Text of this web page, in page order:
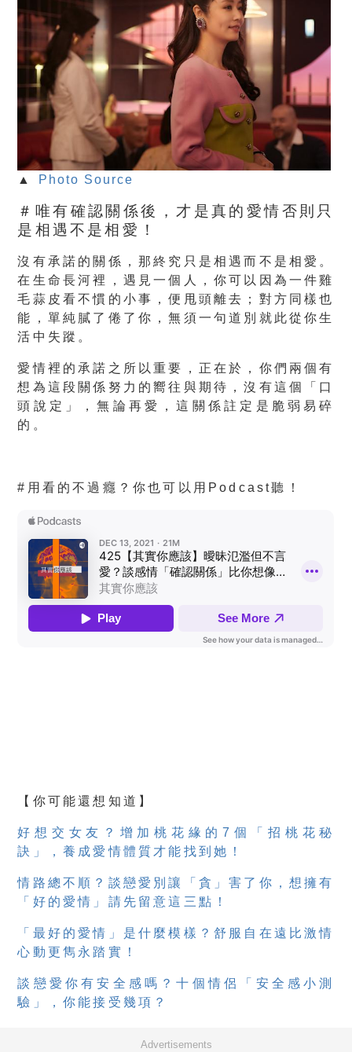
▲ Photo Source
＃唯有確認關係後，才是真的愛情否則只
是相遇不是相愛！
沒有承諾的關係，那終究只是相遇而不是相愛。
在生命長河裡，遇見一個人，你可以因為一件雞
毛蒜皮看不慣的小事，便甩頭離去；對方同樣也
能，單純膩了倦了你，無須一句道別就此從你生
活中失蹤。
愛情裡的承諾之所以重要，正在於，你們兩個有
想為這段關係努力的嚮往與期待，沒有這個「口
頭說定」，無論再愛，這關係註定是脆弱易碎
的。
#用看的不過癮？你也可以用Podcast聽！
【你可能還想知道】
好想交女友？增加桃花緣的7個「招桃花秘
訣」，養成愛情體質才能找到她！
情路總不順？談戀愛別讓「貪」害了你，想擁有
「好的愛情」請先留意這三點！
「最好的愛情」是什麼模樣？舒服自在遠比激情
心動更雋永踏實！
談戀愛你有安全感嗎？十個情侶「安全感小測
驗」，你能接受幾項？
Advertisements